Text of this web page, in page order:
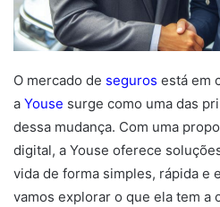
O mercado de seguros está em
a Youse surge como uma das
dessa mudança. Com uma
digital, a Youse oferece
vida de forma simples, rápida e
vamos explorar o que ela tem a